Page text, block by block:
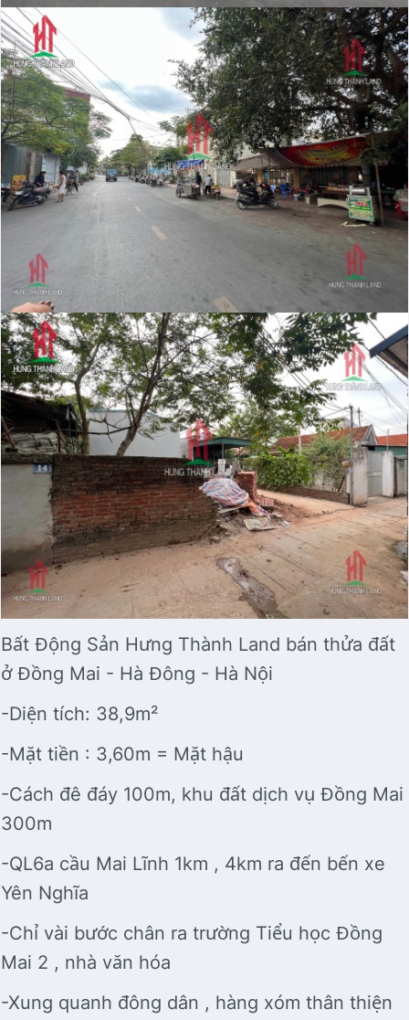
Bất Động Sản Hưng Thành Land bán thửa đất
ở Đồng Mai - Hà Đông - Hà Nội
-Diện tích: 38,9m²
-Mặt tiền : 3,60m = Mặt hậu
-Cách đê đáy 100m, khu đất dịch vụ Đồng Mai
300m
-QL6a cầu Mai Lĩnh 1km , 4km ra đến bến xe
Yên Nghĩa
-Chỉ vài bước chân ra trường Tiểu học Đồng
Mai 2 , nhà văn hóa
-Xung quanh đông dân , hàng xóm thân thiện